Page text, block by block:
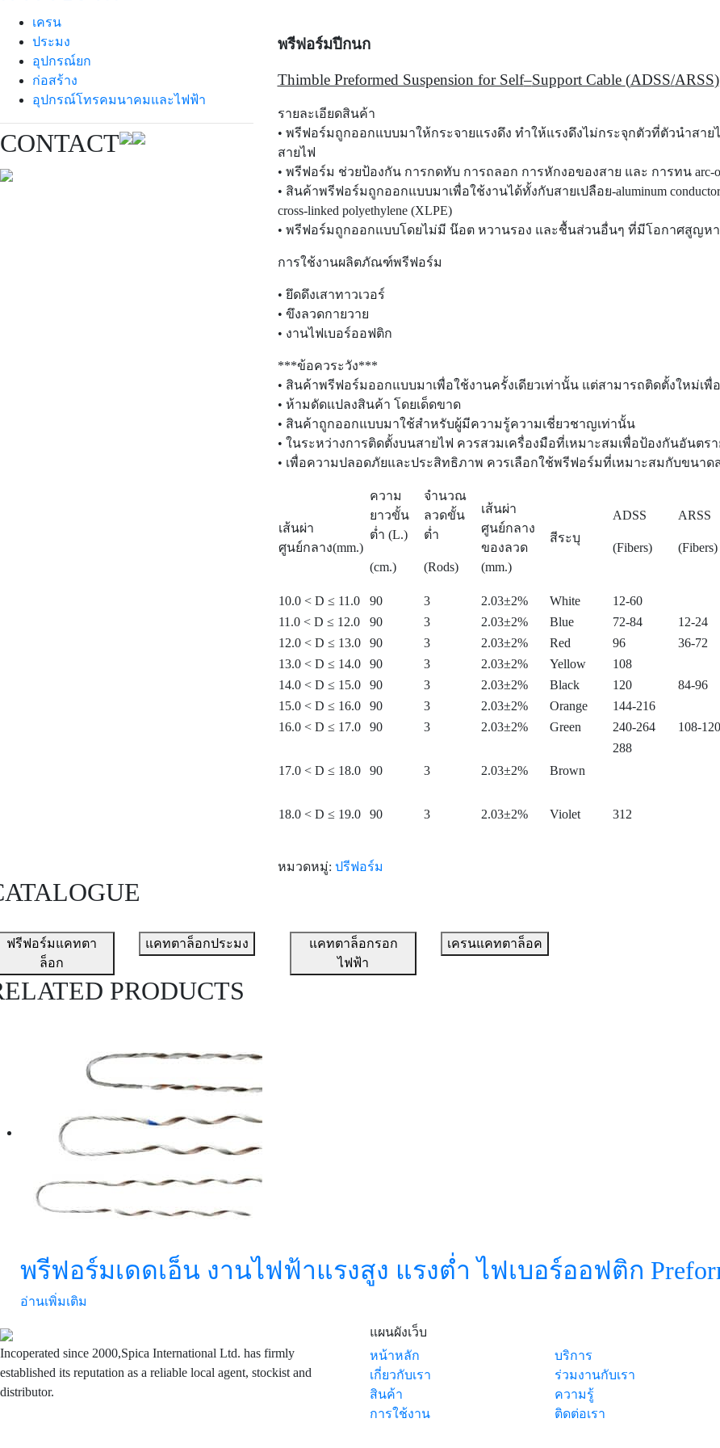
เครน
ประมง
อุปกรณ์ยก
ก่อสร้าง
อุปกรณ์โทรคมนาคมและไฟฟ้า
CONTACT
พรีฟอร์มปีกนก
Thimble Preformed Suspension for Self–Support Cable (ADSS/ARSS)
รายละเอียดสินค้า
• พรีฟอร์มถูกออกแบบมาให้กระจายแรงดึง ทำให้แรงดึงไม่กระจุกตัวที่ตัวนำส
สายไฟ
• พรีฟอร์ม ช่วยป้องกัน การกดทับ การถลอก การหักงอของสาย และ การทน arc-
• สินค้าพรีฟอร์มถูกออกแบบมาเพื่อใช้งานได้ทั้งกับสายเปลือย-aluminum conductor
cross-linked polyethylene (XLPE)
• พรีฟอร์มถูกออกแบบโดยไม่มี น๊อต หวานรอง และชื้นส่วนอื่นๆ ที่มีโอกาศสูญห
การใช้งานผลิตภัณฑ์พรีฟอร์ม
• ยึดดึงเสาทาวเวอร์
• ขึงลวดกายวาย
• งานไฟเบอร์ออฟติก
***ข้อควระวัง***
• สินค้าพรีฟอร์มออกแบบมาเพื่อใช้งานครั้งเดียวเท่านั้น แต่สามารถติดตั้งใหม่เ
• ห้ามดัดแปลงสินค้า โดยเด็ดขาด
• สินค้าถูกออกแบบมาใช้สำหรับผู้มีความรู้ความเชี่ยวชาญเท่านั้น
• ในระหว่างการติดตั้งบนสายไฟ ควรสวมเครื่องมือที่เหมาะสมเพื่อป้องกันอันตร
• เพื่อความปลอดภัยและประสิทธิภาพ ควรเลือกใช้พรีฟอร์มที่เหมาะสมกับขนาด
เส้นผ่า
ศูนย์กลาง(mm.)
ความ
ยาวขั้น
ต่ำ (L.)
(cm.)
จำนวณ
ลวดขั้น
ต่ำ
(Rods)
เส้นผ่า
ศูนย์กลาง
ของลวด
(mm.)
สีระบุ
ADSS
(Fibers)
ARSS
(Fibers)
10.0 < D ≤ 11.0 90 3 2.03±2% White
12-60
11.0 < D ≤ 12.0
90 3 2.03±2% Blue 72-84
12-24
12.0 < D ≤ 13.0
90 3 2.03±2% Red 96
36-72
13.0 < D ≤ 14.0
90 3 2.03±2% Yellow
108
14.0 < D ≤ 15.0
90 3 2.03±2% Black 120
84-96
15.0 < D ≤ 16.0
90 3 2.03±2% Orange
144-216
16.0 < D ≤ 17.0
90 3 2.03±2% Green 240-264 108-120
17.0 < D ≤ 18.0 90 3 2.03±2% Brown
288
18.0 < D ≤ 19.0 90 3 2.03±2% Violet 312
หมวดหมู่: ปรีฟอร์ม
ฟรีฟอร์มแคทตา
ล็อก
แคทตาล็อกประมง
แคทตาล็อกรอก
ไฟฟ้า
เครนแคทตาล็อค
PRODUCTS
พรีฟอร์มเดดเอ็น งานไฟฟ้าแรงสูง แรงต่ำ ไฟเบอร์ออฟติก
อ่านเพิ่มเติม
Incoperated since 2000,Spica International Ltd. has firmly
established its reputation as a reliable local agent, stockist and
distributor.
แผนผังเว็บ
หน้าหลัก
บริการ
เกี่ยวกับเรา
ร่วมงานกับเรา
สินค้า
ความรู้
การใช้งาน
ติดต่อเรา